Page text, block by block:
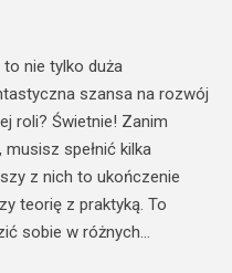
nie tylko duża
szansa na rozwój
roli? Świetnie! Zanim
spełnić kilka
z nich to ukończenie
teorię z praktyką. To
sobie w różnych…